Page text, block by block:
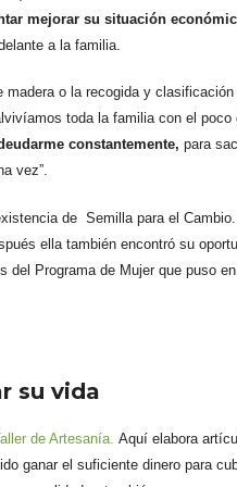
mejorar su situación
a la familia.
o la recogida y
toda la familia con el poco
constantemente, para
vez”.
de Semilla para el
ella también encontró su
del Programa de Mujer que puso
su vida
de Artesanía. Aquí elabora
ganar el suficiente dinero para